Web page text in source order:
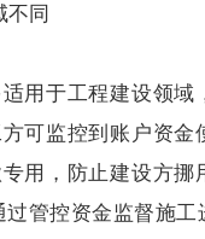
同
于工程建设领域
可监控到账户资金
用，防止建设方挪
过管控资金监督施工